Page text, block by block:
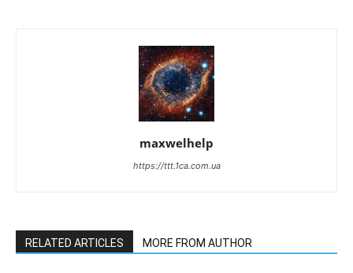
maxwelhelp
https://ttt.1ca.com.ua
RELATED ARTICLES MORE FROM AUTHOR